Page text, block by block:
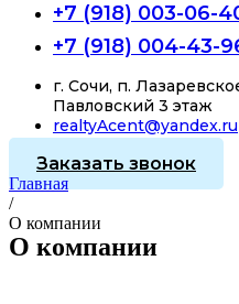
+7 (918) 003-06-
+7 (918) 004-43-
г. Сочи, п.
Павловский 3 этаж
realtyAcent@yandex.ru
Заказать звонок
Главная
/
О компании
О компании